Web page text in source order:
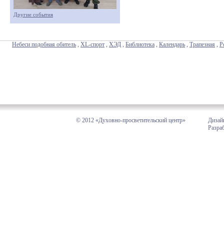
Другие события
Небеси подобная обитель , XL-спорт , ХЭД , Библиотека , Календарь , Трапезная ,
© 2012 «Духовно-просветительский центр»